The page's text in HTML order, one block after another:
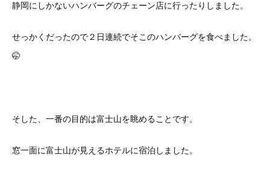
静岡にしかないハンバーグのチェーン店に行ったりしました。
せっかくだったので２日連続でそこのハンバーグを食べました。
🤭
そした、一番の目的は富士山を眺めることです。
窓一面に富士山が見えるホテルに宿泊しました。